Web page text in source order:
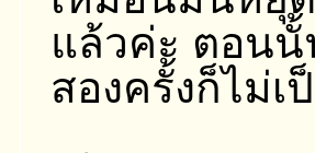
แล้วค่ะ ตอนนั้
สองครั้งก็ไม่เ